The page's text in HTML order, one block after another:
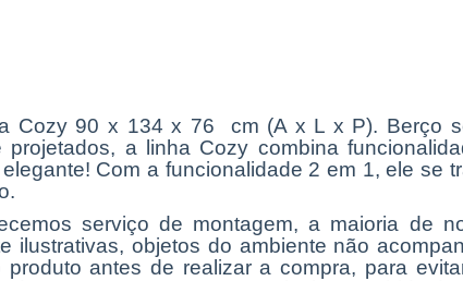
Cozy 90 x 134 x 76 cm (A x L x P). Berço
projetados, a linha Cozy combina
Com a funcionalidade 2 em 1, ele se
serviço de montagem, a maioria de
ilustrativas, objetos do ambiente não
antes de realizar a compra, para